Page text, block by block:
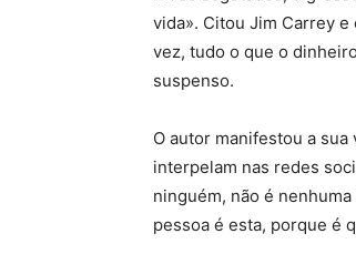
vida». Citou Jim Carrey
vez, tudo o que o
suspenso.
O autor manifestou a
interpelam nas redes
ninguém, não é
pessoa é esta, porque é